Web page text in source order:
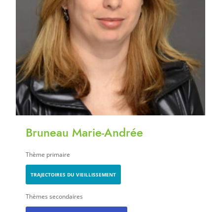
Bruneau Marie-Andrée
Thème primaire
TRAJECTOIRES DU VIEILLISSEMENT
Thèmes secondaires